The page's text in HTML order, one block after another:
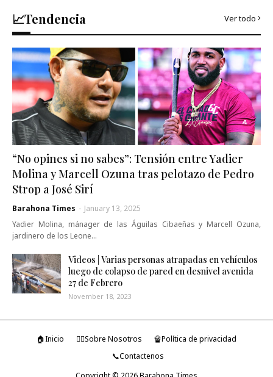
📈Tendencia Ver todo
“No opines si no sabes”: Tensión entre Yadier
Molina y Marcell Ozuna tras pelotazo de Pedro
Strop a José Sirí
Barahona Times - January 13, 2025
Yadier Molina, mánager de las Águilas Cibaeñas y Marcell Ozuna,
jardinero de los Leone…
Videos | Varias personas atrapadas en vehículos
luego de colapso de pared en desnivel avenida
27 de Febrero
November 18, 2023
🏠Inicio 🤷‍♂️Sobre Nosotros
🔏Política de privacidad
📞Contactenos